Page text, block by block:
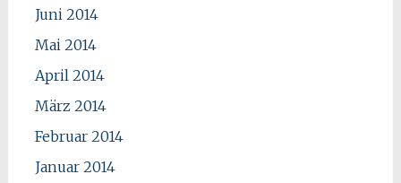
Juni 2014
Mai 2014
April 2014
März 2014
Februar 2014
Januar 2014